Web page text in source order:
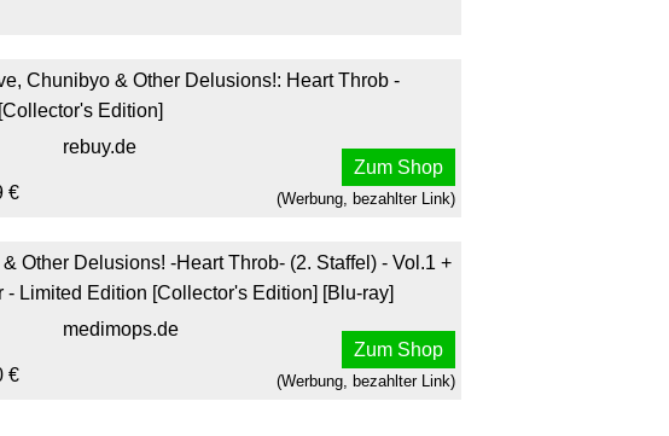
Chunibyo & Other Delusions!: Heart Throb -
Edition]
€
rebuy.de
Zum Shop
(Werbung, bezahlter Link)
Other Delusions! -Heart Throb- (2. Staffel) - Vol.1 +
- Limited Edition [Collector's Edition] [Blu-ray]
€
medimops.de
Zum Shop
(Werbung, bezahlter Link)